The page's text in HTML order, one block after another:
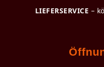
LIEFERSERVICE –